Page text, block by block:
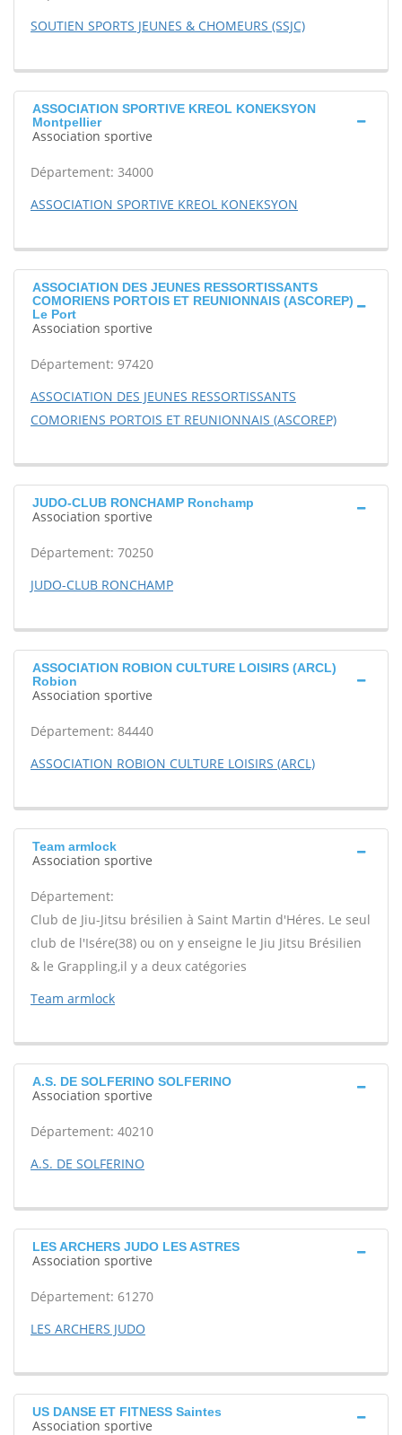
SOUTIEN SPORTS JEUNES & CHOMEURS (SSJC)
ASSOCIATION SPORTIVE KREOL KONEKSYON
Montpellier
Association sportive
Département: 34000
ASSOCIATION SPORTIVE KREOL KONEKSYON
ASSOCIATION DES JEUNES RESSORTISSANTS
COMORIENS PORTOIS ET REUNIONNAIS (ASCOREP)
Le Port
Association sportive
Département: 97420
ASSOCIATION DES JEUNES RESSORTISSANTS
COMORIENS PORTOIS ET REUNIONNAIS (ASCOREP)
JUDO-CLUB RONCHAMP Ronchamp
Association sportive
Département: 70250
JUDO-CLUB RONCHAMP
ASSOCIATION ROBION CULTURE LOISIRS (ARCL)
Robion
Association sportive
Département: 84440
ASSOCIATION ROBION CULTURE LOISIRS (ARCL)
Team armlock
Association sportive
Département:
Club de Jiu-Jitsu brésilien à Saint Martin d'Héres. Le seul
club de l'Isére(38) ou on y enseigne le Jiu Jitsu Brésilien
& le Grappling,il y a deux catégories
Team armlock
A.S. DE SOLFERINO SOLFERINO
Association sportive
Département: 40210
A.S. DE SOLFERINO
LES ARCHERS JUDO LES ASTRES
Association sportive
Département: 61270
LES ARCHERS JUDO
US DANSE ET FITNESS Saintes
Association sportive